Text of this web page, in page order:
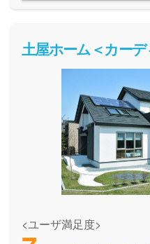
土屋ホーム＜カー
<ユーザ満足度>